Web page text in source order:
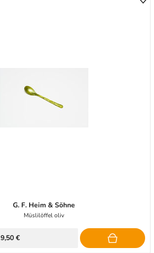
G. F. Heim & Söhne
Müslilöffel oliv
9,50 €